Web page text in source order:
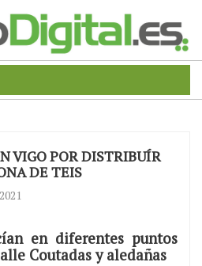
VIGO POR DISTRIBUÍR
DE TEIS
en diferentes puntos
Coutadas y aledañas